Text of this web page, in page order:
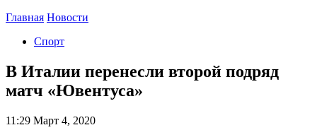
Главная Новости
Спорт
В Италии перенесли второй подряд
матч «Ювентуса»
11:29 Март 4, 2020